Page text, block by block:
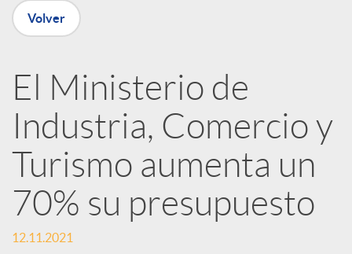
n
R
e
d
e
Volver
El Ministerio de
Industria, Comercio y
Turismo aumenta un
70% su presupuesto
12.11.2021